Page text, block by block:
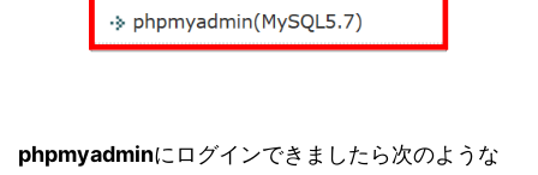
phpmyadminにログインできましたら次のような